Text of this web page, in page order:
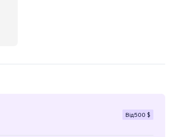
Від500 $